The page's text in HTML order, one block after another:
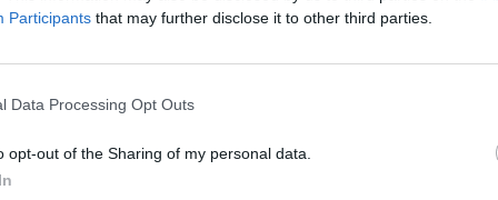
Participants that may further disclose it to other third parties.
Data Processing Opt Outs
opt-out of the Sharing of my personal data.
Académica de Coimbra e a estreia do
o Arraial Social como um encontro
de Freguesia de Alvoco das Várzeas, este
da comunidade: “O Arraial Social é mais do
que sentimos pela nossa terra. Todos os anos,